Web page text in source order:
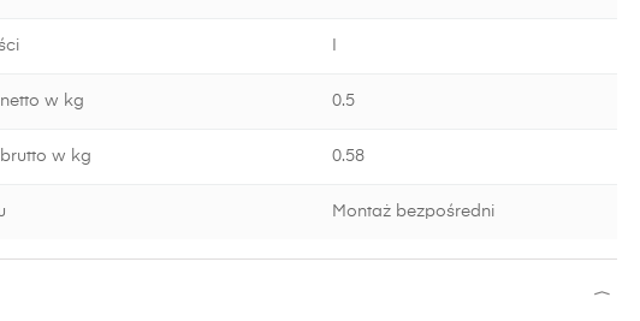
w kg 0.5
w kg 0.58
Montaż bezpośredni